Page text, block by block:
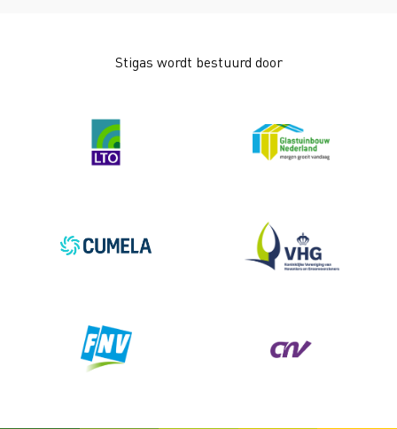
Stigas wordt bestuurd door